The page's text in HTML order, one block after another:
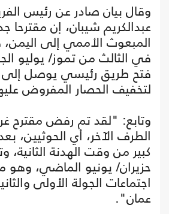
وقال بيان صادر عن رئيس
عبدالكريم شيبان، إن مقترحا
المبعوث الأممي إلى اليمن،
في الثالث من تموز/ يوليو
فتح طريق رئيسي يوصل إلى
لتخفيف الحصار المفروض
وتابع: "لقد تم رفض مقترح
الطرف الآخر، أي الحوثيين،
حزيران/ يونيو الماضي، وهو
اجتماعات الجولة الأولى
عمان".